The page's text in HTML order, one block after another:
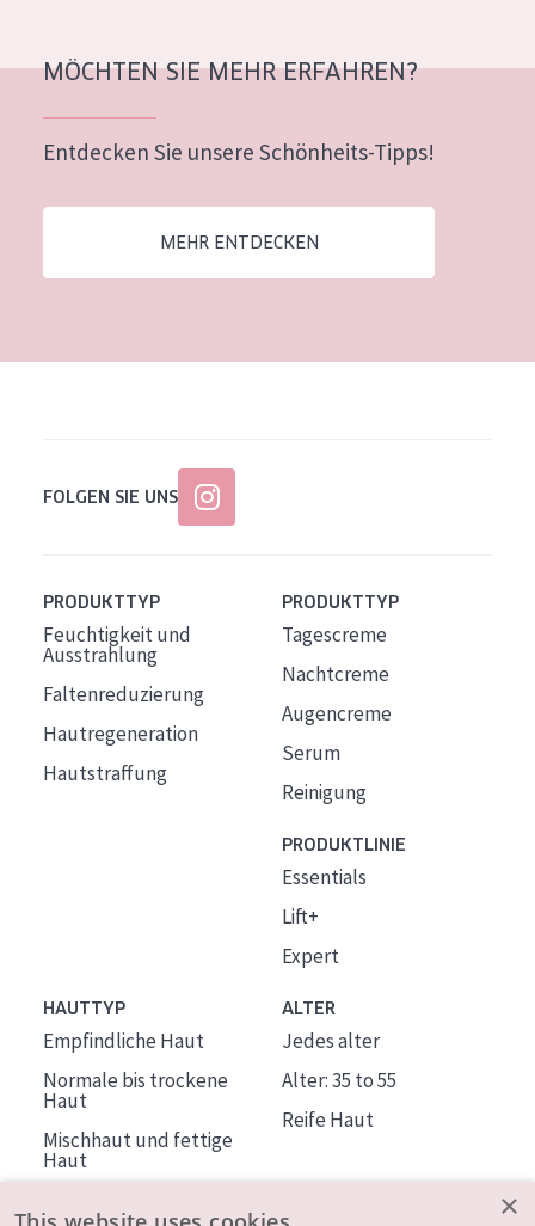
Jedes alter
MÖCHTEN SIE MEHR ERFAHREN?
Entdecken Sie unsere Schönheits-Tipps!
MEHR ENTDECKEN
FOLGEN SIE UNS
PRODUKTTYP
Feuchtigkeit und
Ausstrahlung
Faltenreduzierung
Hautregeneration
Hautstraffung
PRODUKTTYP
Tagescreme
Nachtcreme
Augencreme
Serum
Reinigung
PRODUKTLINIE
Essentials
Lift+
Expert
HAUTTYP
Empfindliche Haut
Normale bis trockene
Haut
Mischhaut und fettige
Haut
ALTER
Jedes alter
Alter: 35 to 55
Reife Haut
×